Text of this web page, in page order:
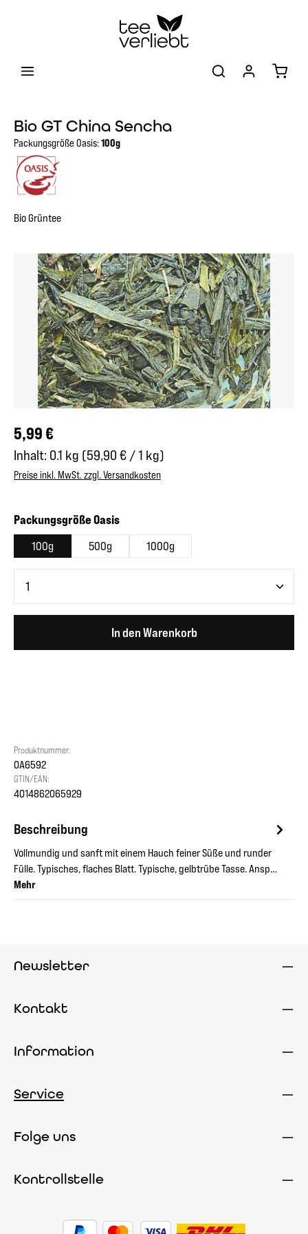
Bio GT China Sencha
Packungsgröße Oasis:100g
Bio Grüntee
Bildergalerie überspringen
Regulärer Preis:
5,99 €
Inhalt: 0.1 kg (59,90 € / 1 kg)
Preise inkl. MwSt. zzgl. Versandkosten
Packungsgröße Oasisauswählen
100g 500g 1000g
In den Warenkorb
Produktnummer:
OA6592
GTIN/EAN:
4014862065929
Beschreibung
Vollmundig und sanft mit einem Hauch feiner Süße und runder
Fülle. Typisches, flaches Blatt. Typische, gelbtrübe Tasse. Ansp…
Mehr
Newsletter
Kontakt
Information
Service
Folge uns
Kontrollstelle